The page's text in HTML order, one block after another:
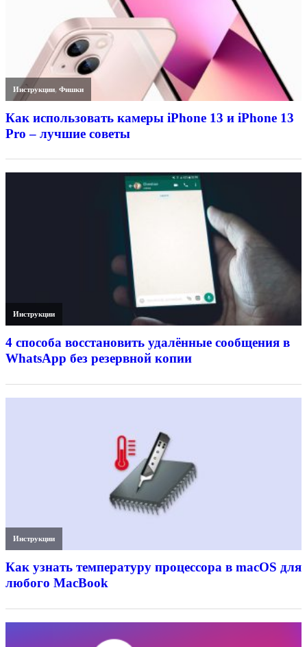
Инструкции,Фишки
Как использовать камеры iPhone 13 и iPhone 13
Pro – лучшие советы
Инструкции
4 способа восстановить удалённые сообщения в
WhatsApp без резервной копии
Инструкции
Как узнать температуру процессора в macOS для
любого MacBook